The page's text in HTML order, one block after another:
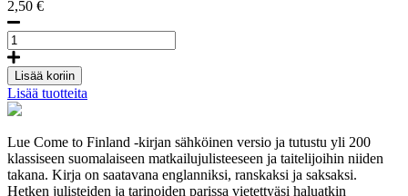
2,50 €
Finland-
Finnair,
Postcard
määrä
Lisää koriin
Lisää tuotteita
Lue Come to Finland -kirjan sähköinen versio ja tutustu yli 200
klassiseen suomalaiseen matkailujulisteeseen ja taitelijoihin niiden
takana. Kirja on saatavana englanniksi, ranskaksi ja saksaksi.
Hetken julisteiden ja tarinoiden parissa vietettyäsi haluatkin